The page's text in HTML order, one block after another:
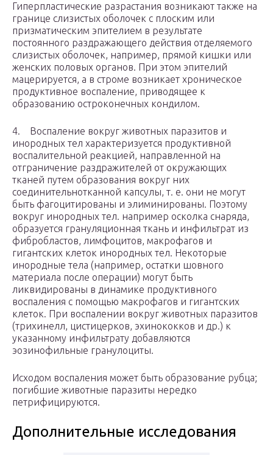
Гиперпластические разрастания возникают также на
границе слизистых оболочек с плоским или
призматическим эпителием в результате
постоянного раздражающего действия отделяемого
слизистых оболочек, например, прямой кишки или
женских половых органов. При этом эпителий
мацерируется, а в строме возникает хроническое
продуктивное воспаление, приводящее к
образованию остроконечных кондилом.
4. Воспаление вокруг животных паразитов и
инородных тел характеризуется продуктивной
воспалительной реакцией, направленной на
отграничение раздражителей от окружающих
тканей путем образования вокруг них
соединительнотканной капсулы, т. е. они не могут
быть фагоцитированы и элиминированы. Поэтому
вокруг инородных тел. например осколка снаряда,
образуется грануляционная ткань и инфильтрат из
фибробластов, лимфоцитов, макрофагов и
гигантских клеток инородных тел. Некоторые
инородные тела (например, остатки шовного
материала после операции) могут быть
ликвидированы в динамике продуктивного
воспаления с помощью макрофагов и гигантских
клеток. При воспалении вокруг животных паразитов
(трихинелл, цистицерков, эхинококков и др.) к
указанному инфильтрату добавляются
эозинофильные гранулоциты.
Исходом воспаления может быть образование рубца;
погибшие животные паразиты нередко
петрифицируются.
Дополнительные исследования